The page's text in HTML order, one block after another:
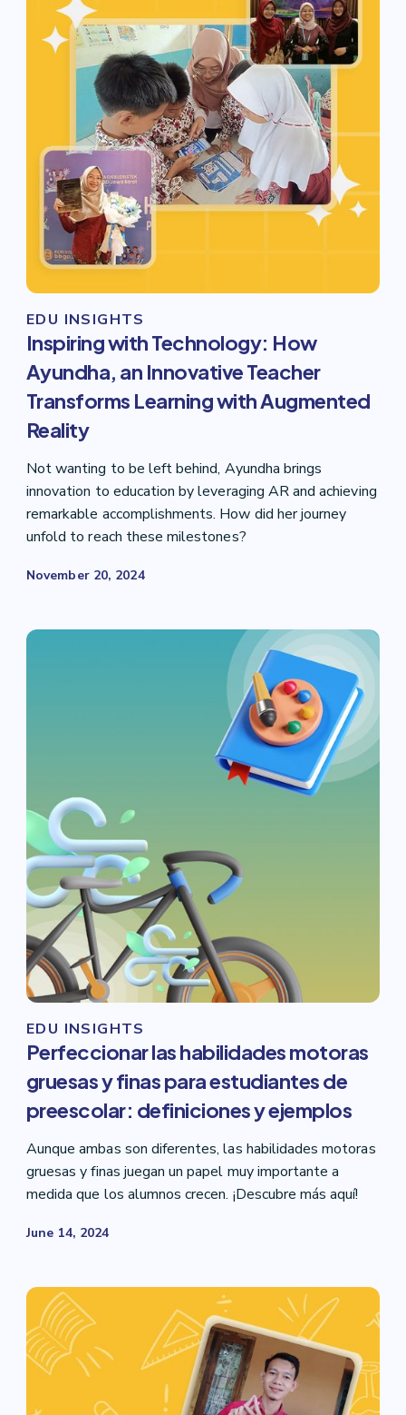
EDU INSIGHTS
Inspiring with Technology: How
Ayundha, an Innovative Teacher
Transforms Learning with Augmented
Reality
Not wanting to be left behind, Ayundha brings
innovation to education by leveraging AR and achieving
remarkable accomplishments. How did her journey
unfold to reach these milestones?
November 20, 2024
EDU INSIGHTS
Perfeccionar las habilidades motoras
gruesas y finas para estudiantes de
preescolar: definiciones y ejemplos
Aunque ambas son diferentes, las habilidades motoras
gruesas y finas juegan un papel muy importante a
medida que los alumnos crecen. ¡Descubre más aquí!
June 14, 2024